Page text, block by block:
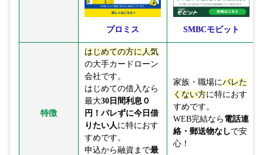
プロミス SMBCモビット
特徴
はじめての方に人気
の大手カードローン
会社です。
はじめての借入なら
最大30日間利息０
円！ バレずに今日借
りたい人 に特におす
すめです。
申込から融資まで最
家族・職場にバレた
くない方に特におす
すめです。
WEB完結なら 電話連
絡・郵送物なしで安
心！